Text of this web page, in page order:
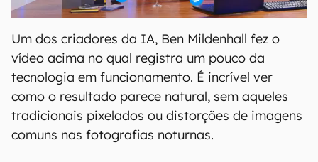
Um dos criadores da IA, Ben Mildenhall fez o
vídeo acima no qual registra um pouco da
tecnologia em funcionamento. É incrível ver
como o resultado parece natural, sem aqueles
tradicionais pixelados ou distorções de imagens
comuns nas fotografias noturnas.